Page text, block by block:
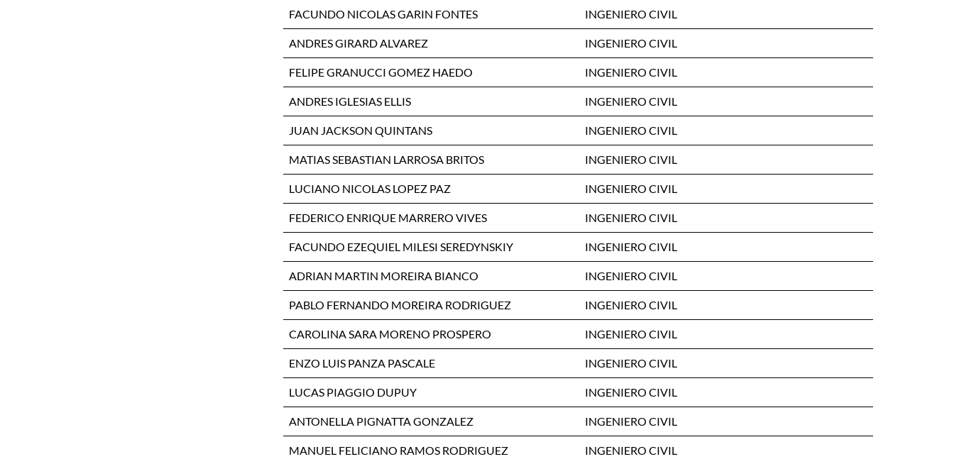
FACUNDO NICOLAS GARIN FONTES INGENIERO CIVIL
ANDRES GIRARD ALVAREZ INGENIERO CIVIL
FELIPE GRANUCCI GOMEZ HAEDO INGENIERO CIVIL
ANDRES IGLESIAS ELLIS INGENIERO CIVIL
JUAN JACKSON QUINTANS INGENIERO CIVIL
MATIAS SEBASTIAN LARROSA BRITOS INGENIERO CIVIL
LUCIANO NICOLAS LOPEZ PAZ INGENIERO CIVIL
FEDERICO ENRIQUE MARRERO VIVES INGENIERO CIVIL
FACUNDO EZEQUIEL MILESI SEREDYNSKIY INGENIERO CIVIL
ADRIAN MARTIN MOREIRA BIANCO INGENIERO CIVIL
PABLO FERNANDO MOREIRA RODRIGUEZ INGENIERO CIVIL
CAROLINA SARA MORENO PROSPERO INGENIERO CIVIL
ENZO LUIS PANZA PASCALE INGENIERO CIVIL
LUCAS PIAGGIO DUPUY INGENIERO CIVIL
ANTONELLA PIGNATTA GONZALEZ INGENIERO CIVIL
MANUEL FELICIANO RAMOS RODRIGUEZ INGENIERO CIVIL